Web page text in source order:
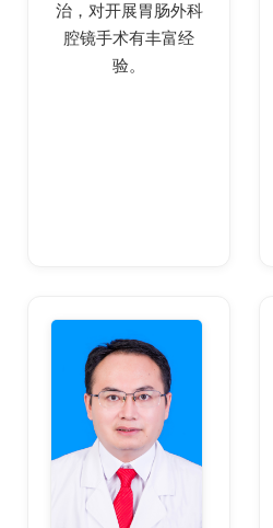
治，对开展胃肠外科
腔镜手术有丰富经
验。